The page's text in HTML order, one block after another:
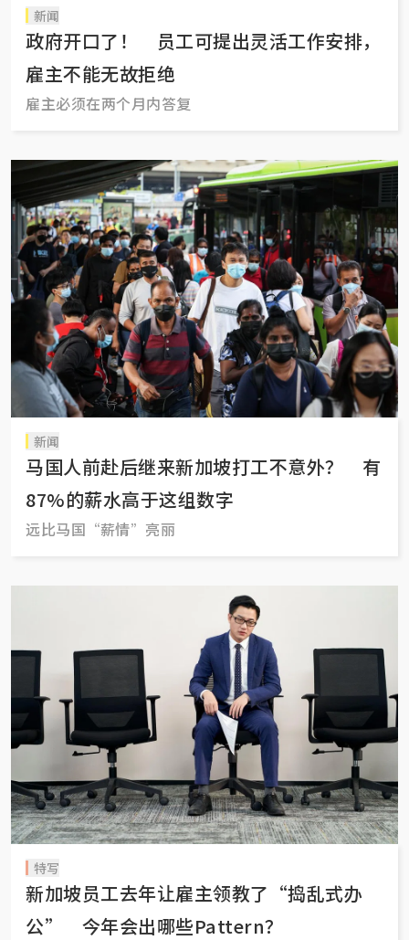
新闻
政府开口了！ 员工可提出灵活工作安排，
雇主不能无故拒绝
雇主必须在两个月内答复
新闻
马国人前赴后继来新加坡打工不意外？ 有
87%的薪水高于这组数字
远比马国“薪情”亮丽
特写
新加坡员工去年让雇主领教了“捣乱式办
公” 今年会出哪些Pattern？